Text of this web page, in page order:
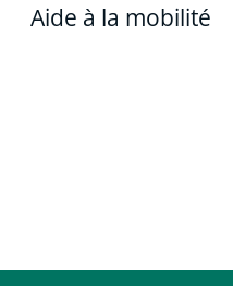
Aide à la mobilité